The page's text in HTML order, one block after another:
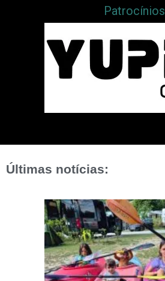
Patrocínios
Últimas notícias: